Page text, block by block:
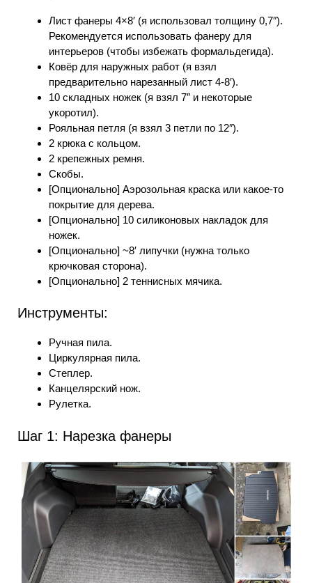
Лист фанеры 4×8′ (я использовал толщину 0,7″).
Рекомендуется использовать фанеру для
интерьеров (чтобы избежать формальдегида).
Ковёр для наружных работ (я взял
предварительно нарезанный лист 4-8′).
10 складных ножек (я взял 7″ и некоторые
укоротил).
Рояльная петля (я взял 3 петли по 12″).
2 крюка с кольцом.
2 крепежных ремня.
Скобы.
[Опционально] Аэрозольная краска или какое-то
покрытие для дерева.
[Опционально] 10 силиконовых накладок для
ножек.
[Опционально] ~8′ липучки (нужна только
крючковая сторона).
[Опционально] 2 теннисных мячика.
Инструменты:
Ручная пила.
Циркулярная пила.
Степлер.
Канцелярский нож.
Рулетка.
Шаг 1: Нарезка фанеры